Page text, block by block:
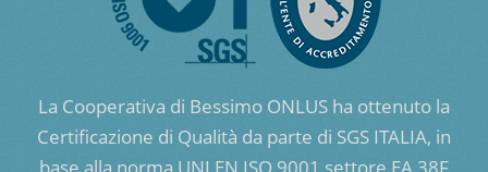
La Cooperativa di Bessimo ONLUS ha ottenuto la
Certificazione di Qualità da parte di SGS ITALIA, in
base alla norma UNI EN ISO 9001 settore EA 38F